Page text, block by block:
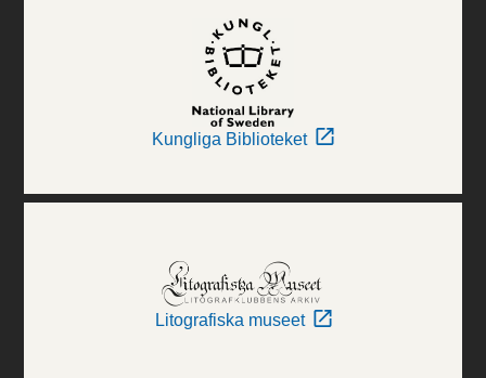
Kungliga Biblioteket
Litografiska museet